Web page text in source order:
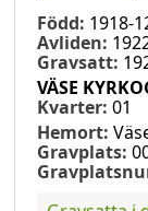
Född: 1918-
Avliden:
Gravsatt:
VÄSE
Kvarter: 01
Hemort:
Gravplats: